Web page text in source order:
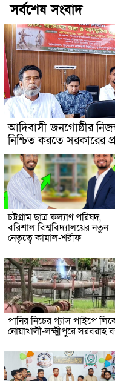
সর্বশেষ সংবাদ
আদিবাসী জনগোষ্ঠীর
নিশ্চিত করতে সরকারের
চট্টগ্রাম ছাত্র কল্যাণ পরিষদ,
বরিশাল বিশ্ববিদ্যালয়ের নতুন
নেতৃত্বে কামাল-শরীফ
পানির নিচের গ্যাস পাইপে
নোয়াখালী-লক্ষ্মীপুরে সরবরাহ